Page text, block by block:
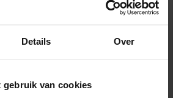
Details Over
gebruik van cookies